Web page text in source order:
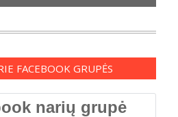
FACEBOOK GRUPĖS
narių grupė